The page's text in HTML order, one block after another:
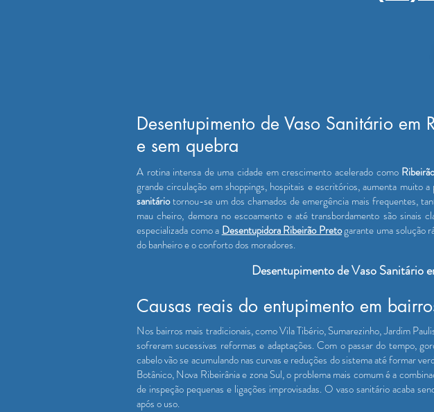
Desentupimento de Vaso Sanitário
e sem quebra
A rotina intensa de uma cidade em crescimento acelerado como
grande circulação em shoppings, hospitais e escritórios, aumenta muito
sanitáriotornou-se um dos chamados de emergência mais frequentes,
mau cheiro, demora no escoamento e até transbordamento são sinais
especializada como a Desentupidora Ribeirão Pretogarante uma solução
do banheiro e o conforto dos moradores.
Desentupimento de Vaso
Causas reais do entupimento em
Nos bairros mais tradicionais, como Vila Tibério, Sumarezinho, Jardim
sofreram sucessivas reformas e adaptações. Com o passar do tempo,
cabelo vão se acumulando nas curvas e reduções do sistema até formar
Botânico, Nova Ribeirânia e zona Sul, o problema mais comum é a
de inspeção pequenas e ligações improvisadas. O vaso sanitário acaba
após o uso.